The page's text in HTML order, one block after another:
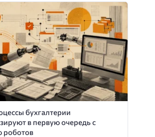
бухгалтерии
в первую очередь с